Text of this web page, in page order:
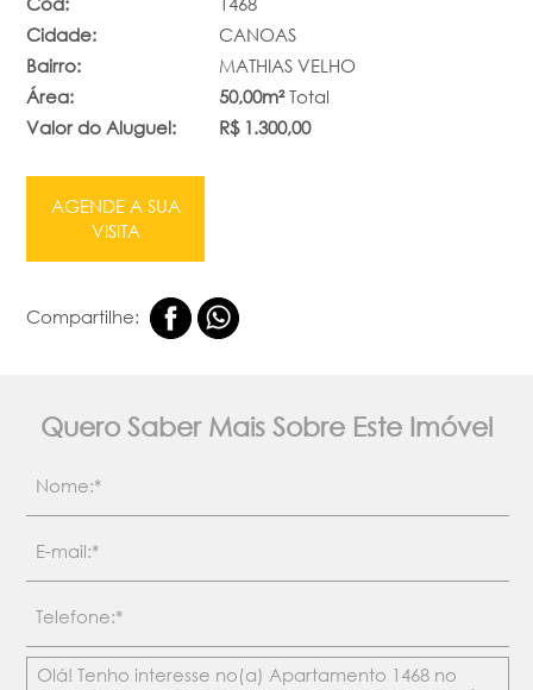
Cidade:
CANOAS
Bairro:
MATHIAS VELHO
Área:
50,00m²Total
Valor do Aluguel:
R$ 1.300,00
AGENDE A SUA
VISITA
Compartilhe:
Quero Saber Mais Sobre Este Imóvel